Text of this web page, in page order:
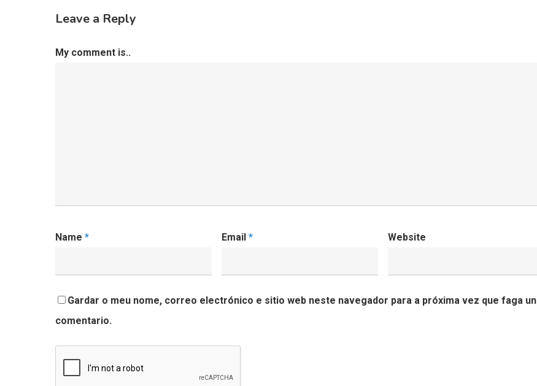
Leave a Reply
My comment is..
Name * Email* Website
Gardar o meu nome, correo electrónico e sitio web neste navegador para a próxima vez que faga un
comentario.